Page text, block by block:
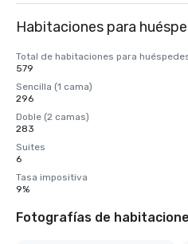
Habitaciones para
Total de habitaciones para
579
Sencilla (1 cama)
296
Doble (2 camas)
283
Suites
6
Tasa impositiva
9%
Fotografías de